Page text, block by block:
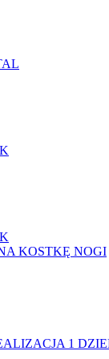
KOSTKĘ NOGI
1